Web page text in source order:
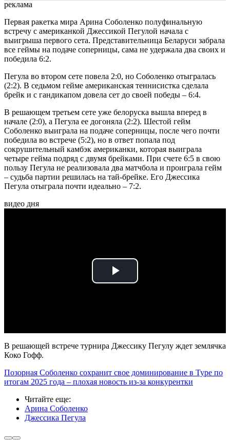
реклама
Первая ракетка мира Арина Соболенко полуфинальную
встречу с американкой Джессикой Пегулой начала с
выигрыша первого сета. Представительница Беларуси забрала
все геймы на подаче соперницы, сама не удержала два своих и
победила 6:2.
Пегула во втором сете повела 2:0, но Соболенко отыгралась
(2:2). В седьмом гейме американская теннисистка сделала
брейк и с гандикапом довела сет до своей победы – 6:4.
В решающем третьем сете уже белоруска вышла вперед в
начале (2:0), а Пегула ее догоняла (2:2). Шестой гейм
Соболенко выиграла на подаче соперницы, после чего почти
победила во встрече (5:2), но в ответ попала под
сокрушительный камбэк американки, которая выиграла
четыре гейма подряд с двумя брейками. При счете 6:5 в свою
пользу Пегула не реализовала два матчбола и проиграла гейм
– судьба партии решилась на тай-брейке. Его Джессика
Пегула отыграла почти идеально – 7:2.
видео дня
Play
В решающей встрече турнира Джессику Пегулу ждет землячка
Коко Гофф.
Позорная Соболенко сохранит свое доминирование в Туре по
итогам 2025 года – плохая новость из-за конкурентки
Читайте еще:
Арина Соболенко
Джессика Пегула